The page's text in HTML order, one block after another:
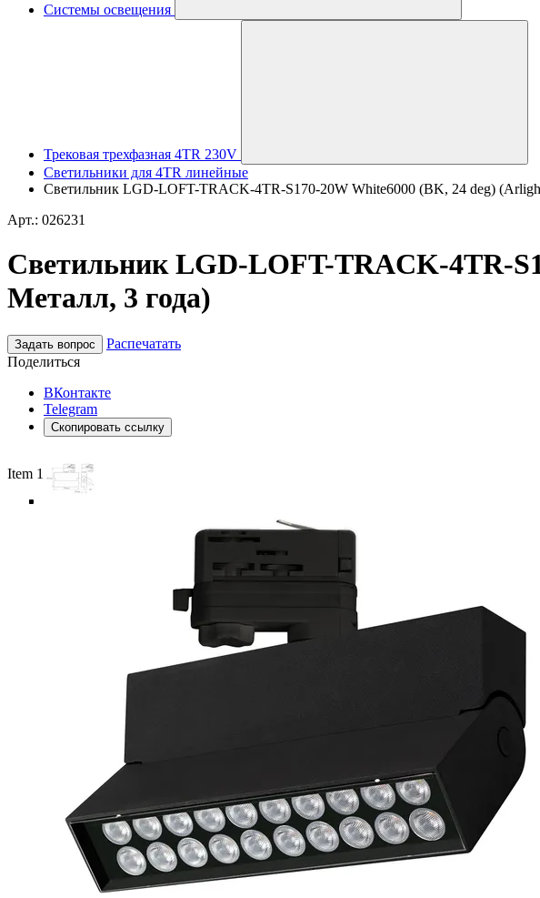
Системы освещения
Трековая трехфазная 4TR 230V
Светильники для 4TR линейные
Светильник LGD-LOFT-TRACK-4TR-S170-20W White6000 (BK, 24 deg)
Арт.: 026231
Светильник LGD-LOFT-TRACK-4TR-
Металл, 3 года)
Задать вопрос
Распечатать
Поделиться
ВКонтакте
Telegram
Скопировать ссылку
Item 1 of 6